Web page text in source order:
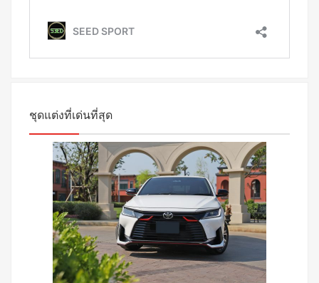
ชุดแต่งที่เด่นที่สุด